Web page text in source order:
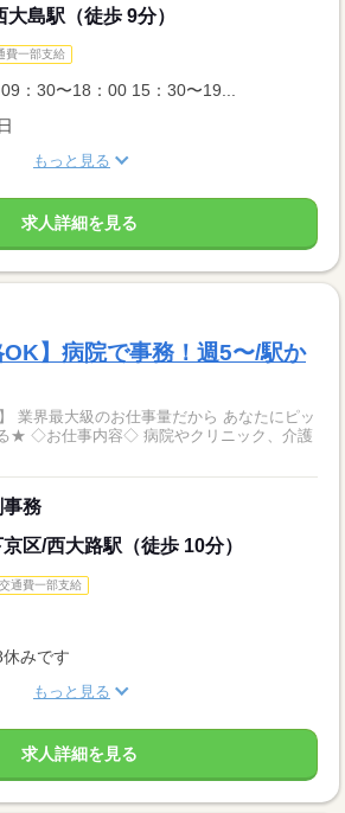
島駅（徒歩 9分）
費一部支給
：30〜18：00 15：30〜19...
もっと見る
求人詳細を見る
OK】病院で事務！週5〜/駅か
業界最大級のお仕事量だから あなたにピッ
、介護
事務
区/西大路駅（徒歩 10分）
交通費一部支給
みです
もっと見る
求人詳細を見る